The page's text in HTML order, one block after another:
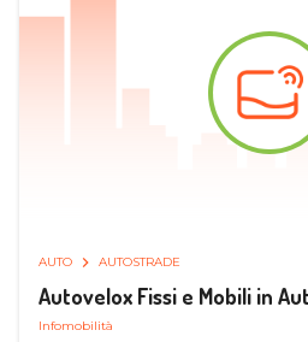
AUTO AUTOSTRADE
Autovelox Fissi e Mobili in
Infomobilità